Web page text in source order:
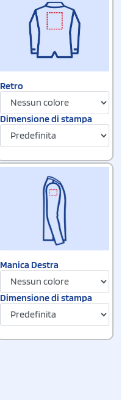
Retro
Dimensione di stampa
Manica Destra
Dimensione di stampa